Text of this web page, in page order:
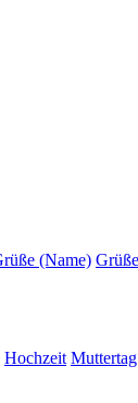
(Name)
Hochzeit Muttertag